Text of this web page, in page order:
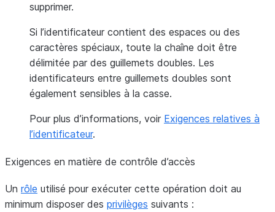
supprimer.
Si l’identificateur contient des espaces ou des
caractères spéciaux, toute la chaîne doit être
délimitée par des guillemets doubles. Les
identificateurs entre guillemets doubles sont
également sensibles à la casse.
Pour plus d’informations, voir Exigences relatives à
l’identificateur.
Exigences en matière de contrôle d’accès
Un rôle utilisé pour exécuter cette opération doit au
minimum disposer des privilèges suivants :